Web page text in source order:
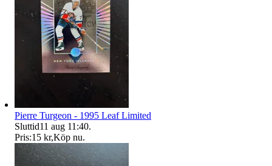
Pierre Turgeon - 1995 Leaf Limited
Sluttid11 aug 11:40.
Pris:15 kr,Köp nu.